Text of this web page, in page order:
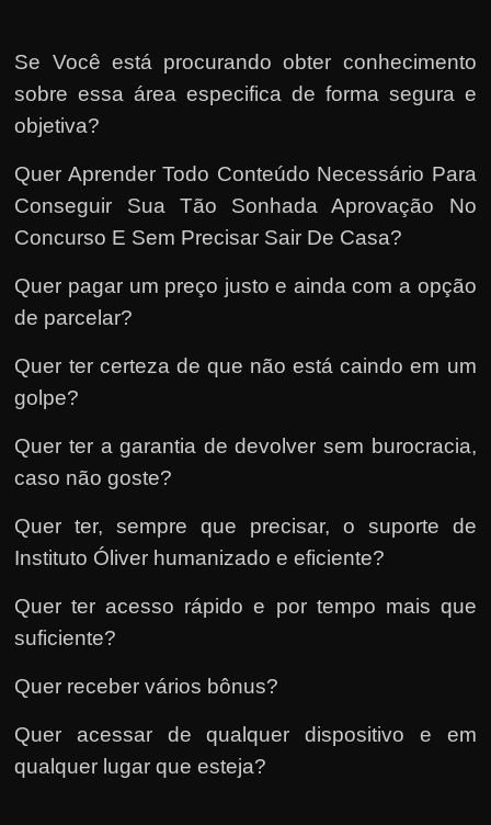
Se Você está procurando obter conhecimento
sobre essa área especifica de forma segura e
objetiva?
Quer Aprender Todo Conteúdo Necessário Para
Conseguir Sua Tão Sonhada Aprovação No
Concurso E Sem Precisar Sair De Casa?
Quer pagar um preço justo e ainda com a opção
de parcelar?
Quer ter certeza de que não está caindo em um
golpe?
Quer ter a garantia de devolver sem burocracia,
caso não goste?
Quer ter, sempre que precisar, o suporte de
Instituto Óliver humanizado e eficiente?
Quer ter acesso rápido e por tempo mais que
suficiente?
Quer receber vários bônus?
Quer acessar de qualquer dispositivo e em
qualquer lugar que esteja?